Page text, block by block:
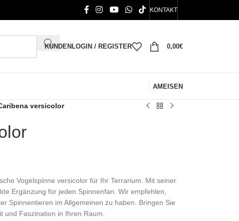
KONTAKT
KUNDENLOGIN / REGISTER 0,00€
AMEISEN
versicolor
Vogelspinne versicolor für Ihr Terrarium. Mit seiner
Ergänzung für jeden Spinnenfan. Wir empfehlen,
Spinnentieren im Allgemeinen zu haben. Bringen Sie
und Faszination in Ihren Raum.